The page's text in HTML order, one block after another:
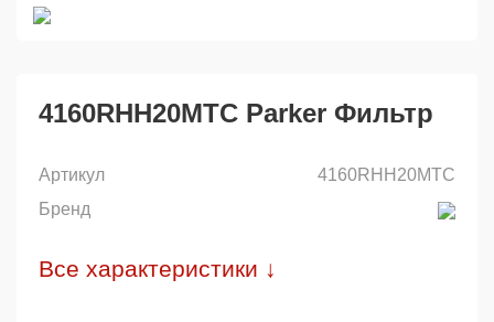
4160RHH20MTC Parker Фильтр
Артикул
4160RHH20MTC
Бренд
Все характеристики ↓